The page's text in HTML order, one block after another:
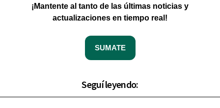
¡Mantente al tanto de las últimas noticias y
actualizaciones en tiempo real!
SUMATE
Seguí leyendo: